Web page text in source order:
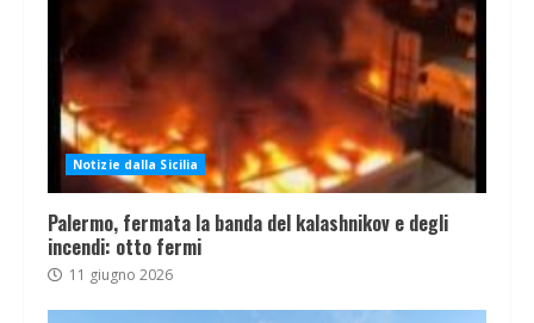
Notizie dalla Sicilia
Palermo, fermata la banda del kalashnikov e degli
incendi: otto fermi
11 giugno 2026